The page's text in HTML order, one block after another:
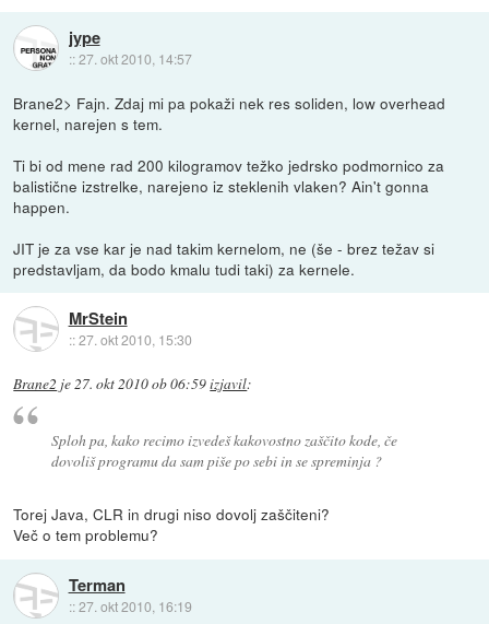
jype
::27. okt 2010, 14:57
Brane2> Fajn. Zdaj mi pa pokaži nek res soliden, low overhead
kernel, narejen s tem.
Ti bi od mene rad 200 kilogramov težko jedrsko podmornico za
balistične izstrelke, narejeno iz steklenih vlaken? Ain't gonna
happen.
JIT je za vse kar je nad takim kernelom, ne (še - brez težav si
predstavljam, da bodo kmalu tudi taki) za kernele.
MrStein
::27. okt 2010, 15:30
Brane2 je27. okt 2010 ob 06:59izjavil:
Sploh pa, kako recimo izvedeš kakovostno zaščito kode, če
dovoliš programu da sam piše po sebi in se spreminja ?
Torej Java, CLR in drugi niso dovolj zaščiteni?
Več o tem problemu?
Terman
::27. okt 2010, 16:19